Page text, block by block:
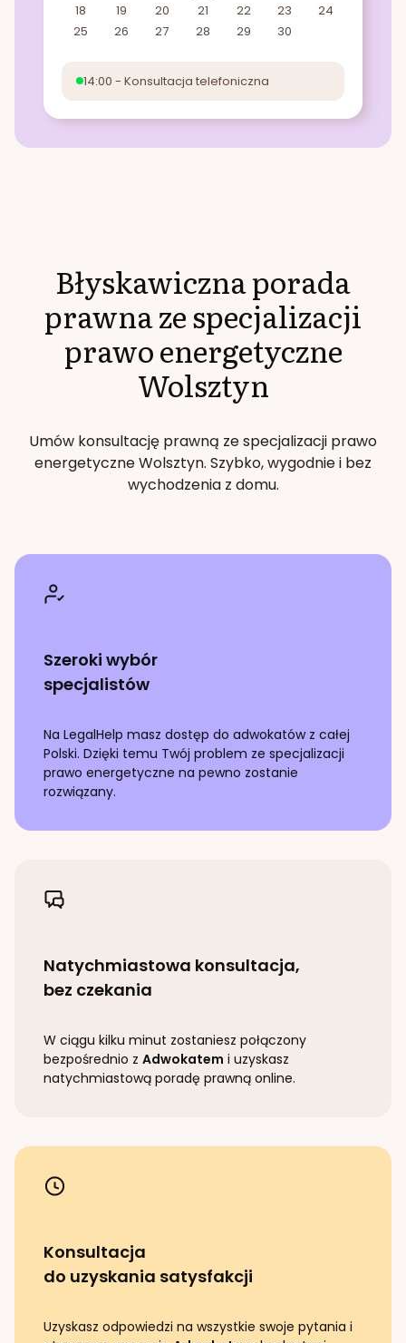
18
19 20 21 22 23
24
25
26 27 28 29 30
14:00 - Konsultacja telefoniczna
Błyskawiczna porada
prawna ze specjalizacji
prawo energetyczne
Wolsztyn
Umów konsultację prawną ze specjalizacji prawo
energetyczneWolsztyn. Szybko, wygodnie i bez
wychodzenia z domu.
Szeroki wybór
specjalistów
Na LegalHelp masz dostęp do adwokatów z całej
Polski. Dzięki temu Twój problem ze specjalizacji
prawo energetyczne na pewno zostanie
rozwiązany.
Natychmiastowa konsultacja,
bez czekania
W ciągu kilku minut zostaniesz połączony
bezpośrednio z Adwokatem i uzyskasz
natychmiastową poradę prawną online.
Konsultacja
do uzyskania satysfakcji
Uzyskasz odpowiedzi na wszystkie swoje pytania i